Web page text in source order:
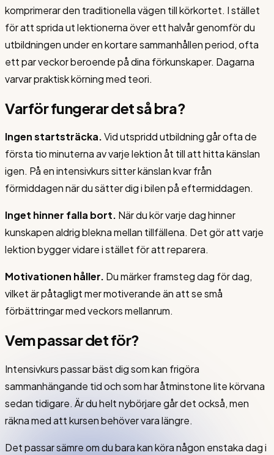
komprimerar den traditionella vägen till körkortet. I stället
för att sprida ut lektionerna över ett halvår genomför du
utbildningen under en kortare sammanhållen period, ofta
ett par veckor beroende på dina förkunskaper. Dagarna
varvar praktisk körning med teori.
Varför fungerar det så bra?
Ingen startsträcka.Vid utspridd utbildning går ofta de
första tio minuterna av varje lektion åt till att hitta känslan
igen. På en intensivkurs sitter känslan kvar från
förmiddagen när du sätter dig i bilen på eftermiddagen.
Inget hinner falla bort. När du kör varje dag hinner
kunskapen aldrig blekna mellan tillfällena. Det gör att varje
lektion bygger vidare i stället för att reparera.
Motivationen håller. Du märker framsteg dag för dag,
vilket är påtagligt mer motiverande än att se små
förbättringar med veckors mellanrum.
Vem passar det för?
Intensivkurs passar bäst dig som kan frigöra
sammanhängande tid och som har åtminstone lite körvana
sedan tidigare. Är du helt nybörjare går det också, men
räkna med att kursen behöver vara längre.
Det passar sämre om du bara kan köra någon enstaka dag i